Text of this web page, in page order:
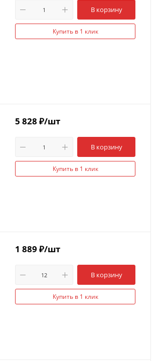
В корзину
Купить в 1 клик
5 828 ₽/шт
В корзину
Купить в 1 клик
1 889 ₽/шт
В корзину
Купить в 1 клик